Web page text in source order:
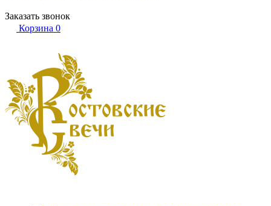
Заказать звонок
Корзина 0